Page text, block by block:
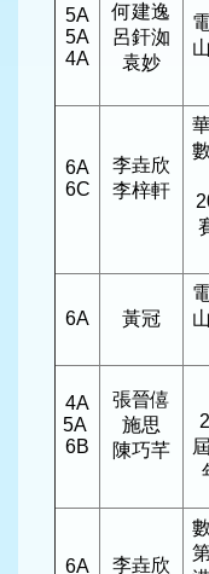
5A
5A
4A
何建逸
呂釬洳
袁妙
6A
6C
李垚欣
李梓軒
6A 黃冠
4A
5A
6B
張晉僖
施思
陳巧芊
6A 李垚欣